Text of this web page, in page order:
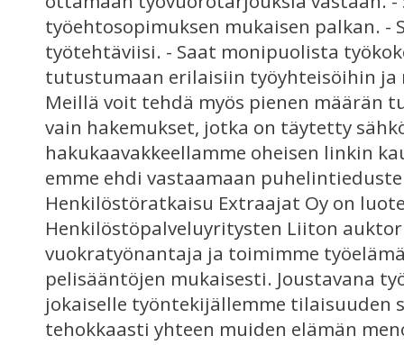
työehtosopimuksen mukaisen palkan. -
työtehtäviisi. - Saat monipuolista
tutustumaan erilaisiin työyhteisöihin ja
Meillä voit tehdä myös pienen määrän
vain hakemukset, jotka on täytetty
hakukaavakkeellamme oheisen linkin
emme ehdi vastaamaan
Henkilöstöratkaisu Extraajat Oy on
Henkilöstöpalveluyritysten Liiton
vuokratyönantaja ja toimimme
pelisääntöjen mukaisesti. Joustavana
jokaiselle työntekijällemme tilaisuuden
tehokkaasti yhteen muiden elämän